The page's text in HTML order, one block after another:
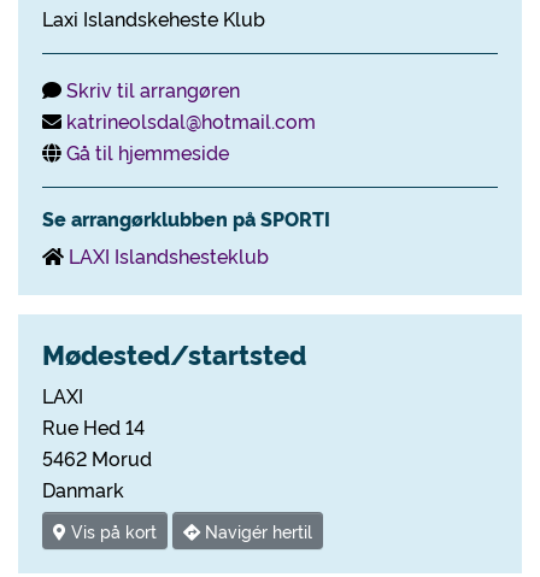
Laxi Islandskeheste Klub
Skriv til arrangøren
katrineolsdal@hotmail.com
Gå til hjemmeside
Se arrangørklubben på SPORTI
LAXI Islandshesteklub
Mødested/startsted
LAXI
Rue Hed 14
5462 Morud
Danmark
Vis på kort Navigér hertil